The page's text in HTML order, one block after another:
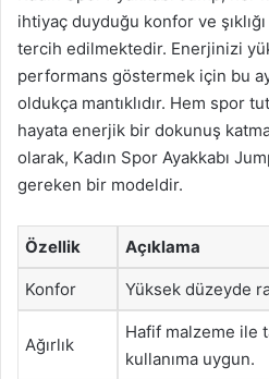
ihtiyaç duyduğu konfor ve
tercih edilmektedir. Enerjinizi
performans göstermek için bu
oldukça mantıklıdır. Hem spor
hayata enerjik bir dokunuş
olarak, Kadın Spor Ayakkabı
gereken bir modeldir.
Özellik Açıklama
Konfor Yüksek düzeyde
Ağırlık
Hafif malzeme ile
kullanıma uygun.